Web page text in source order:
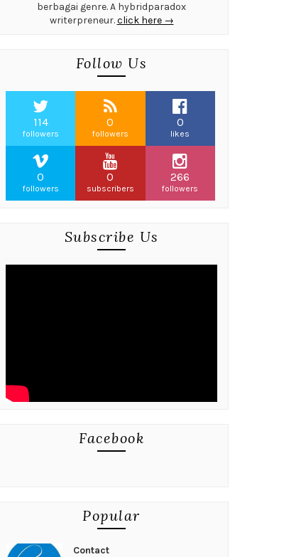
berbagai genre. A hybridparadox
writerpreneur.click here →
Follow Us
114
followers
0
followers
0
likes
0
followers
0
subscribers
266
followers
Subscribe Us
Facebook
Popular
Contact